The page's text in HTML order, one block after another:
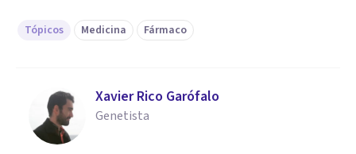
Tópicos Medicina Fármaco
Xavier Rico Garófalo
Genetista